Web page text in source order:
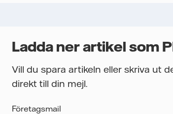
Ladda ner artikel som
Vill du spara artikeln eller skriva ut
direkt till din mejl.
Företagsmail